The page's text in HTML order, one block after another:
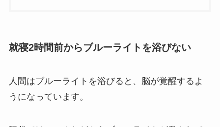
就寝2時間前からブルーライトを浴びない
人間はブルーライトを浴びると、脳が覚醒するよ
うになっています。